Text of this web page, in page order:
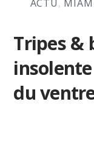
ACTU,
Tripes &
du